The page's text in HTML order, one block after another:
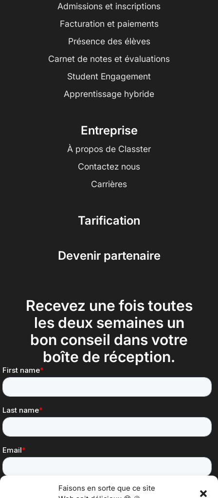
Faisons en sorte que ce site
Admissions et inscriptions
Facturation et paiements
Présence des élèves
Carnet de notes et évaluations
Student Engagement
Apprentissage hybride
Entreprise
À propos de Classter
Contactez nous
Carrières
Tarification
Devenir partenaire
Recevez une fois toutes
les deux semaines un
bon conseil dans votre
boîte de réception.